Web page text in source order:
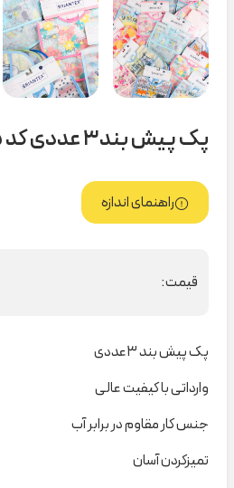
پک پیش بند۳ عددی کد A000125
راهنمای اندازه
قیمت:
پک پیش بند ۳عددی
وارداتی با کیفیت عالی
جنس کار مقاوم در برابر آب
تمیزکردن آسان